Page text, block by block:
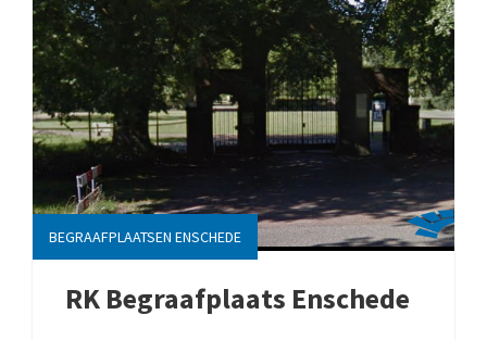
BEGRAAFPLAATSEN ENSCHEDE
RK Begraafplaats Enschede